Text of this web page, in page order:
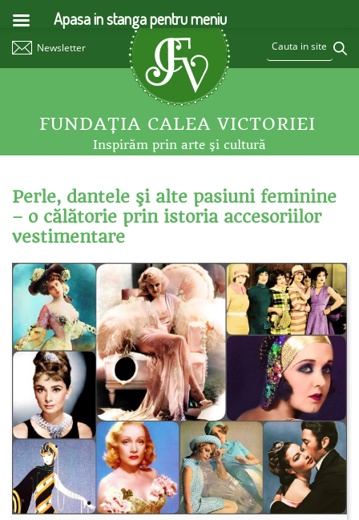
Newsletter
FUNDAŢIA CALEA VICTORIEI
Inspirăm prin arte şi cultură
Perle, dantele şi alte pasiuni feminine
– o călătorie prin istoria accesoriilor
vestimentare
Apasa in stanga pentru meniu